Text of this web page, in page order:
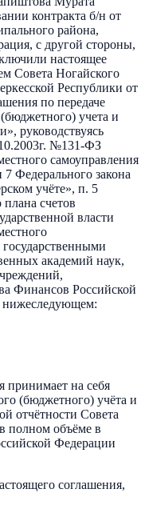
контракта б/н от
района,
с другой стороны,
настоящее
Совета Ногайского
Республики от
по передаче
учета и
руководствуясь
№131-ФЗ
самоуправления
Федерального закона
учёте», п. 5
счетов
власти
академий наук,
Финансов Российской
нижеследующем:
принимает на себя
(бюджетного) учёта и
отчётности Совета
полном объёме в
Федерации
соглашения,